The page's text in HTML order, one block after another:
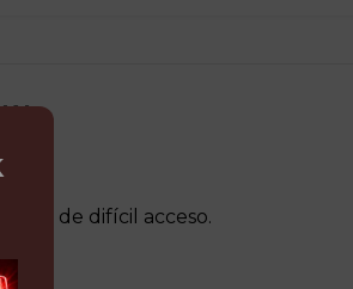
de difícil acceso.